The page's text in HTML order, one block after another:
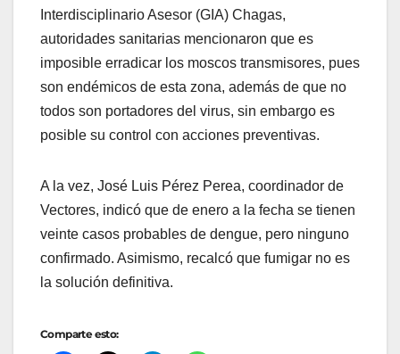
Interdisciplinario Asesor (GIA) Chagas,
autoridades sanitarias mencionaron que es
imposible erradicar los moscos transmisores, pues
son endémicos de esta zona, además de que no
todos son portadores del virus, sin embargo es
posible su control con acciones preventivas.
A la vez, José Luis Pérez Perea, coordinador de
Vectores, indicó que de enero a la fecha se tienen
veinte casos probables de dengue, pero ninguno
confirmado. Asimismo, recalcó que fumigar no es
la solución definitiva.
Comparte esto: